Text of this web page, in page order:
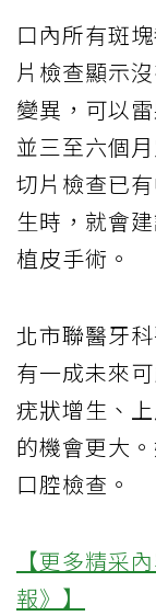
口內所有斑
片檢查顯示
變異，可以
並三至六個
切片檢查已
生時，就會
植皮手術。
北市聯醫牙
有一成未來
疣狀增生、
的機會更大
口腔檢查。
【更多精采
報》】